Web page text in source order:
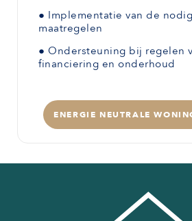
● Implementatie van de
maatregelen
● Ondersteuning bij regelen
financiering en onderhoud
ENERGIE NEUTRALE